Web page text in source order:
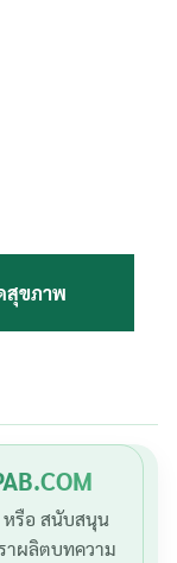
สุขภาพ
หรือ สนับสนุน
ราผลิตบทความ